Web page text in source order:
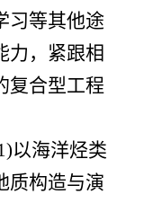
习等其他途
力，紧跟相
复合型工程
以海洋烃类
质构造与演